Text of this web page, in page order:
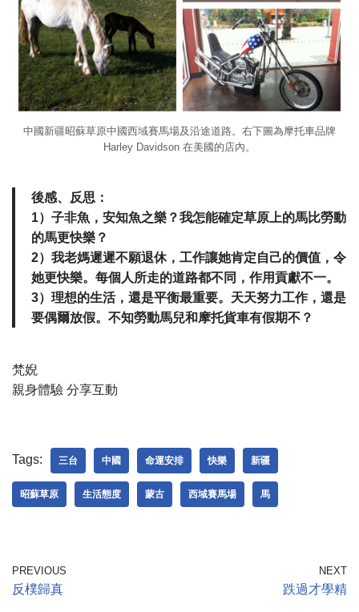
中國新疆昭蘇草原中國西域賽馬場及沿途道路。右下圖為摩托車品牌
Harley Davidson 在美國的店內。
後感、反思：
1）子非魚，安知魚之樂？我怎能確定草原上的馬比勞動
的馬更快樂？
2）我老媽遲遲不願退休，工作讓她肯定自己的價值，令
她更快樂。每個人所走的道路都不同，作用貢獻不一。
3）理想的生活，還是平衡最重要。天天努力工作，還是
要偶爾放假。不知勞動馬兒和摩托貨車有假期不？
梵婗
親身體驗 分享互動
Tags: 三台 中國 命運安排 快樂 新疆
昭蘇草原 生活態度 蒙古 西域賽馬場 馬
PREVIOUS
反樸歸真
NEXT
跌過才學精